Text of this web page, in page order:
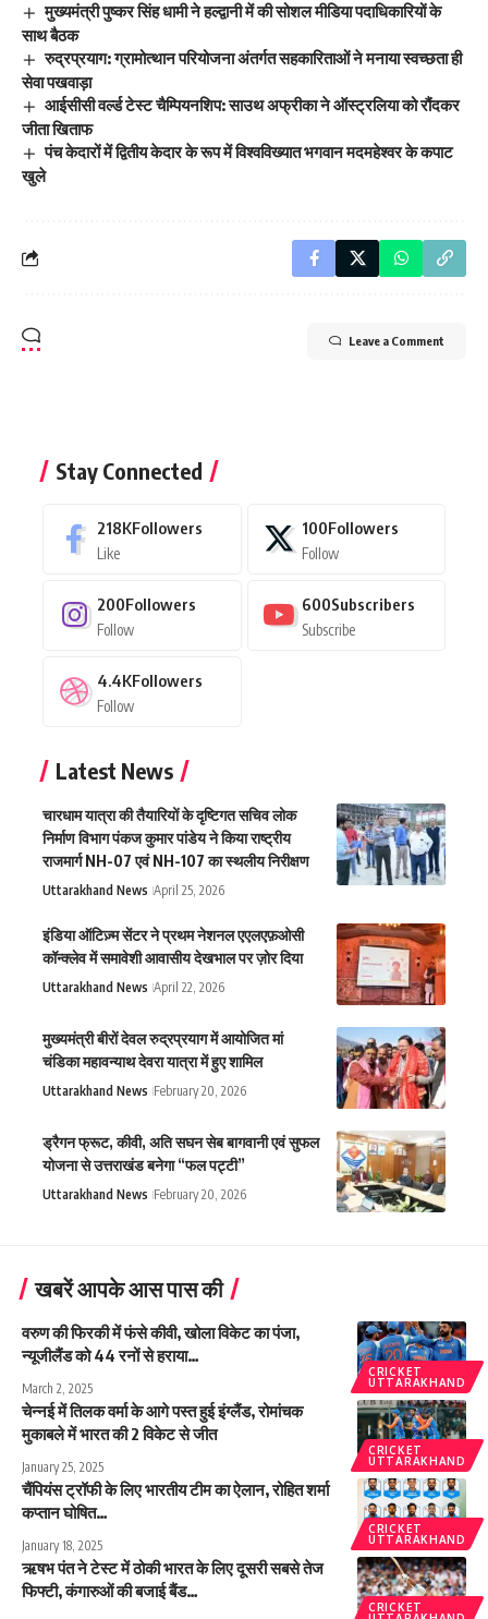
मुख्यमंत्री पुष्कर सिंह धामी ने हल्द्वानी में की सोशल मीडिया पदाधिकारियों के
साथ बैठक
रुद्रप्रयाग: ग्रामोत्थान परियोजना अंतर्गत सहकारिताओं ने मनाया स्वच्छता ही
सेवा पखवाड़ा
आईसीसी वर्ल्ड टेस्ट चैम्पियनशिप: साउथ अफ्रीका ने ऑस्ट्रलिया को रौंदकर
जीता खिताफ
पंच केदारों में द्वितीय केदार के रूप में विश्वविख्यात भगवान मदमहेश्वर के कपाट
खुले
Leave a Comment
Stay Connected
218KFollowers
Like
100Followers
Follow
200Followers
Follow
600Subscribers
Subscribe
4.4KFollowers
Follow
Latest News
चारधाम यात्रा की तैयारियों के दृष्टिगत सचिव लोक
निर्माण विभाग पंकज कुमार पांडेय ने किया राष्ट्रीय
राजमार्ग NH-07 एवं NH-107 का स्थलीय निरीक्षण
Uttarakhand News April 25, 2026
इंडिया ऑटिज़्म सेंटर ने प्रथम नेशनल एएलएफ़ओसी
कॉन्क्लेव में समावेशी आवासीय देखभाल पर ज़ोर दिया
Uttarakhand News April 22, 2026
मुख्यमंत्री बीरों देवल रुद्रप्रयाग में आयोजित मां
चंडिका महावन्याथ देवरा यात्रा में हुए शामिल
Uttarakhand News February 20, 2026
ड्रैगन फ्रूट, कीवी, अति सघन सेब बागवानी एवं सुफल
योजना से उत्तराखंड बनेगा “फल पट्टी”
Uttarakhand News February 20, 2026
खबरें आपके आस पास की
CRICKET
UTTARAKHAND
वरुण की फिरकी में फंसे कीवी, खोला विकेट का पंजा,
न्यूजीलैंड को 44 रनों से हराया…
March 2, 2025
CRICKET
UTTARAKHAND
चेन्नई में तिलक वर्मा के आगे पस्त हुई इंग्लैंड, रोमांचक
मुकाबले में भारत की 2 विकेट से जीत
January 25, 2025
CRICKET
UTTARAKHAND
चैंपियंस ट्रॉफी के लिए भारतीय टीम का ऐलान, रोहित शर्मा
कप्तान घोषित…
January 18, 2025
CRICKET
ऋषभ पंत ने टेस्ट में ठोकी भारत के लिए दूसरी सबसे तेज
फिफ्टी, कंगारुओं की बजाई बैंड…